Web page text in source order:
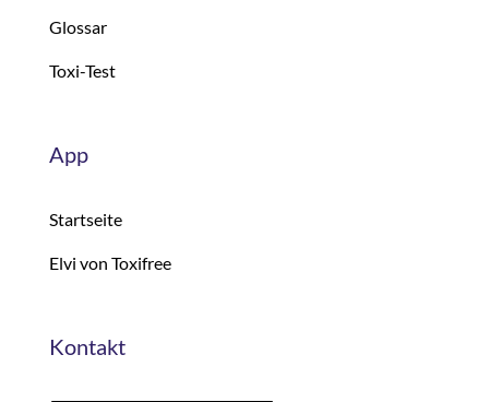
Glossar
Toxi-Test
App
Startseite
Elvi von Toxifree
Kontakt